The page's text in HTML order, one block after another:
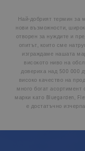
Най-добрият термин за
нови възможности,
отворен за нуждите и
опитът, които сме
изграждаме нашата
високото ниво на
довериха над 500 000
високо качество на
много богат
марки като Bluegarden,
е достатъчно